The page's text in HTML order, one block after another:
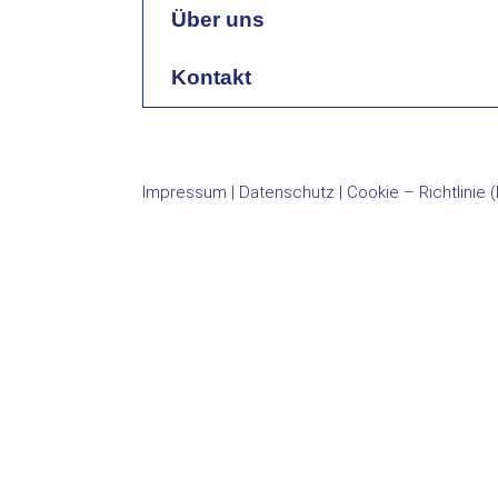
Über uns
Kontakt
Impressum | Datenschutz | Cookie – Richtlinie